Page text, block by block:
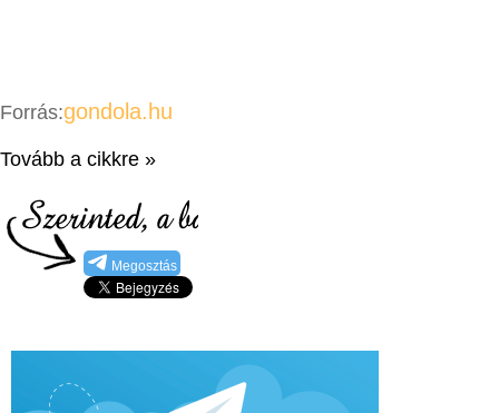
Forrás:gondola.hu
Tovább a cikkre »
Megosztás